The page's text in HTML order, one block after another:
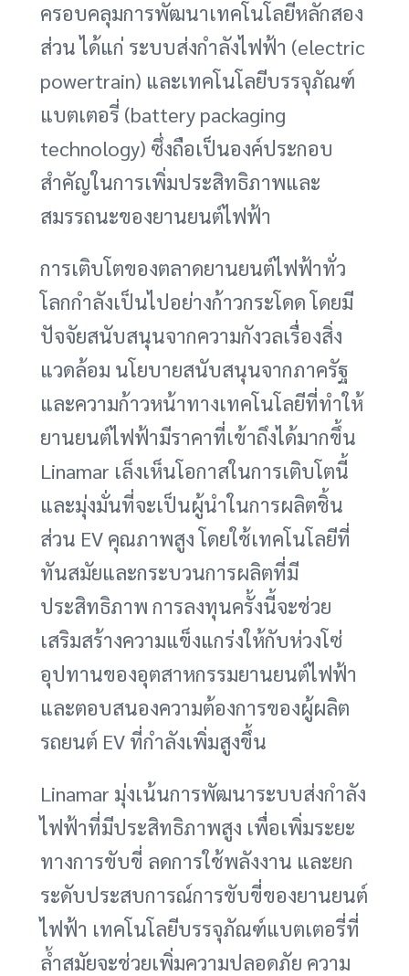
ครอบคลุมการพัฒนาเทคโนโลยีหลักสอง
ส่วน ได้แก่ ระบบส่งกำลังไฟฟ้า (electric
powertrain) และเทคโนโลยีบรรจุภัณฑ์
แบตเตอรี่ (battery packaging
technology) ซึ่งถือเป็นองค์ประกอบ
สำคัญในการเพิ่มประสิทธิภาพและ
สมรรถนะของยานยนต์ไฟฟ้า
การเติบโตของตลาดยานยนต์ไฟฟ้าทั่ว
โลกกำลังเป็นไปอย่างก้าวกระโดด โดยมี
ปัจจัยสนับสนุนจากความกังวลเรื่องสิ่ง
แวดล้อม นโยบายสนับสนุนจากภาครัฐ
และความก้าวหน้าทางเทคโนโลยีที่ทำให้
ยานยนต์ไฟฟ้ามีราคาที่เข้าถึงได้มากขึ้น
Linamar เล็งเห็นโอกาสในการเติบโตนี้
และมุ่งมั่นที่จะเป็นผู้นำในการผลิตชิ้น
ส่วน EV คุณภาพสูง โดยใช้เทคโนโลยีที่
ทันสมัยและกระบวนการผลิตที่มี
ประสิทธิภาพ การลงทุนครั้งนี้จะช่วย
เสริมสร้างความแข็งแกร่งให้กับห่วงโซ่
อุปทานของอุตสาหกรรมยานยนต์ไฟฟ้า
และตอบสนองความต้องการของผู้ผลิต
รถยนต์ EV ที่กำลังเพิ่มสูงขึ้น
Linamar มุ่งเน้นการพัฒนาระบบส่งกำลัง
ไฟฟ้าที่มีประสิทธิภาพสูง เพื่อเพิ่มระยะ
ทางการขับขี่ ลดการใช้พลังงาน และยก
ระดับประสบการณ์การขับขี่ของยานยนต์
ไฟฟ้า เทคโนโลยีบรรจุภัณฑ์แบตเตอรี่ที่
ล้ำสมัยจะช่วยเพิ่มความปลอดภัย ความ